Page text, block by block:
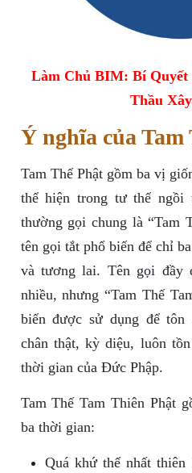
Làm Chủ BIM: Bí Quyết
Thầu
Ý nghĩa của Tam
Tam Thế Phật gồm ba vị
thể hiện trong tư thế
thường gọi chung là “Tam
tên gọi tắt phổ biến để chỉ
và tương lai. Tên gọi đầy
nhiều, nhưng “Tam Thế
biến được sử dụng để tôn
chân thật, kỳ diệu, luôn
thời gian của Đức Phập.
Tam Thế Tam Thiên Phật
ba thời gian:
Quá khứ thế nhất